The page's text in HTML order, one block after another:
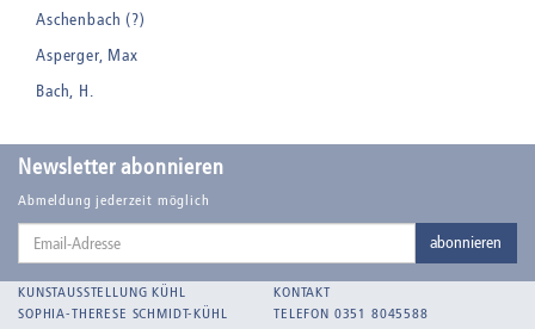
Aschenbach (?)
Asperger, Max
Bach, H.
Balden, Theo , eigentlich Otto Koehler
Balden-Wolff, Annemarie
Bankroth, Bernd
Bankroth, Ursula
Barth, Arthur Julius
Newsletter abonnieren
Abmeldung jederzeit möglich
Email-
abonnieren
KUNSTAUSSTELLUNG KÜHL
SOPHIA-THERESE SCHMIDT-KÜHL
KONTAKT
TELEFON 0351 8045588